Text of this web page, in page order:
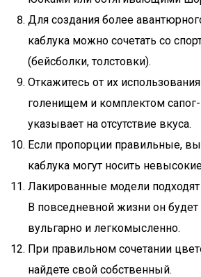
Для создания более
каблука можно сочетать со
(бейсболки, толстовки).
Откажитесь от их
голенищем и комплектом
указывает на отсутствие вкуса.
Если пропорции правильные,
каблука могут носить
Лакированные модели
В повседневной жизни он
вульгарно и легкомысленно.
При правильном сочетании
найдете свой собственный.